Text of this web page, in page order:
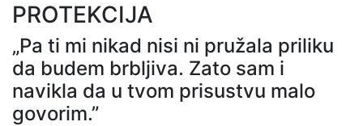
PROTEKCIJA
„Pa ti mi nikad nisi ni pružala priliku
da budem brbljiva. Zato sam i
navikla da u tvom prisustvu malo
govorim.”